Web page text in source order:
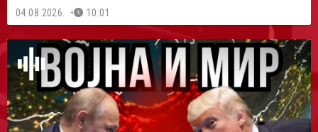
04.08.2026. 10:01